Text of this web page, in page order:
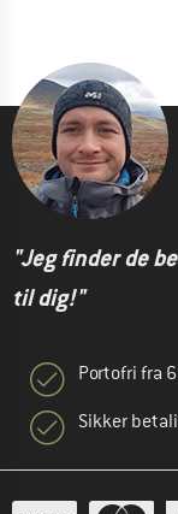
"Jeg finder de
til dig!"
Portofri fra
Sikker